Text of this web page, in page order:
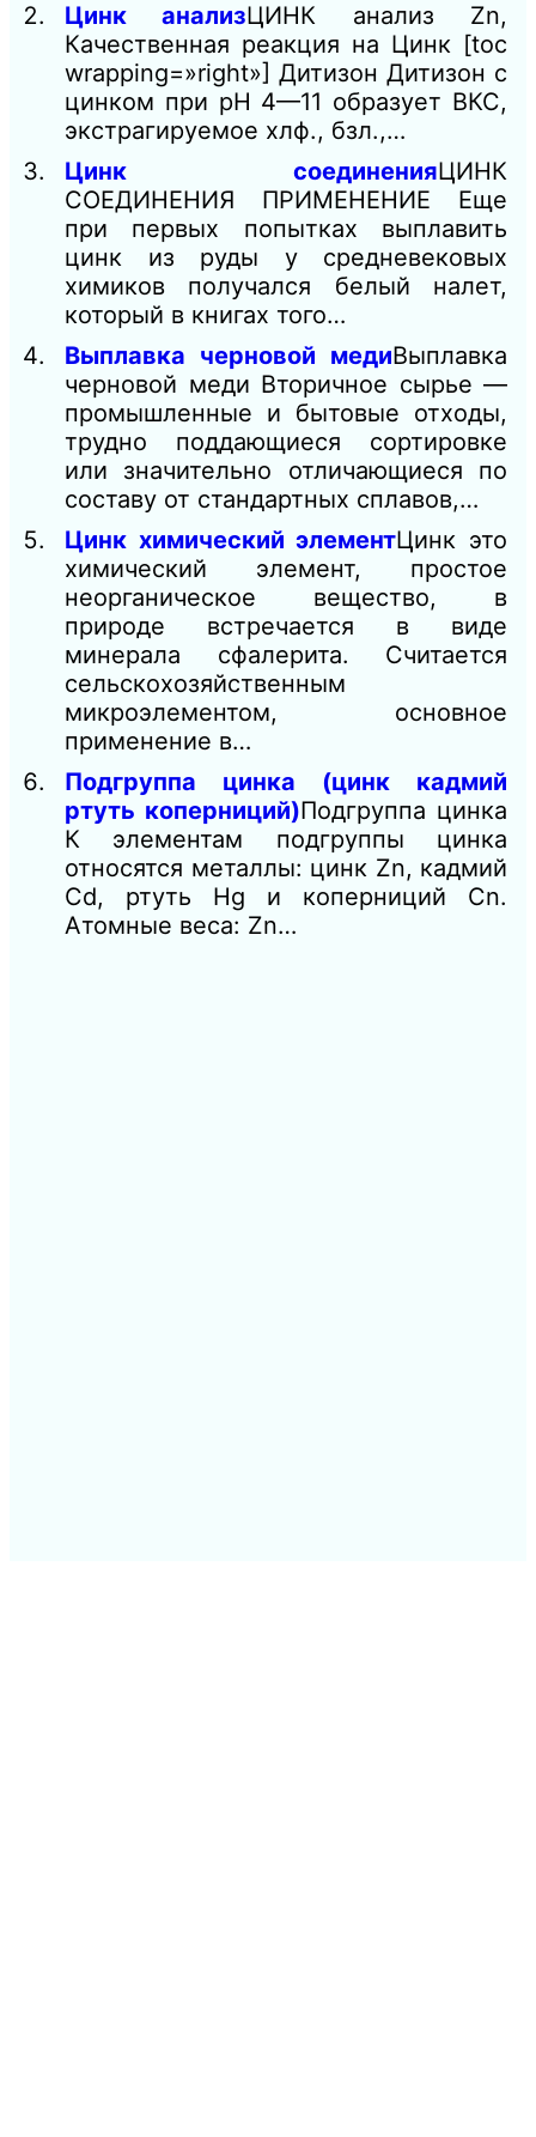
Цинк анализЦИНК анализ Zn,
Качественная реакция на Цинк [toc
wrapping=»right»] Дитизон Дитизон с
цинком при рН 4—11 образует ВКС,
экстрагируемое хлф., бзл.,…
Цинк соединенияЦИНК
СОЕДИНЕНИЯ ПРИМЕНЕНИЕ Еще
при первых попытках выплавить
цинк из руды у средневековых
химиков получался белый налет,
который в книгах того…
Выплавка черновой медиВыплавка
черновой меди Вторичное сырье —
промышленные и бытовые отходы,
трудно поддающиеся сортировке
или значительно отличающиеся по
составу от стандартных сплавов,…
Цинк химический элементЦинк это
химический элемент, простое
неорганическое вещество, в
природе встречается в виде
минерала сфалерита. Считается
сельскохозяйственным
микроэлементом, основное
применение в…
Подгруппа цинка (цинк кадмий
ртуть коперниций)Подгруппа цинка
К элементам подгруппы цинка
относятся металлы: цинк Zn, кадмий
Cd, ртуть Hg и коперниций Cn.
Атомные веса: Zn…